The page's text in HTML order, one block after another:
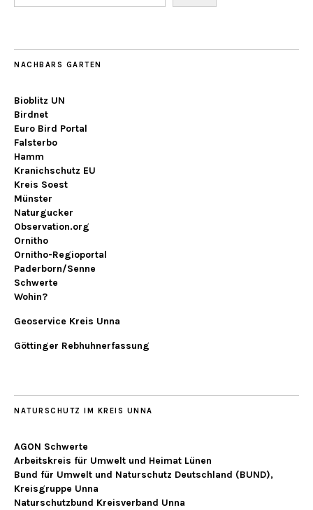
NACHBARS GARTEN
Bioblitz UN
Birdnet
Euro Bird Portal
Falsterbo
Hamm
Kranichschutz EU
Kreis Soest
Münster
Naturgucker
Observation.org
Ornitho
Ornitho-Regioportal
Paderborn/Senne
Schwerte
Wohin?
Geoservice Kreis Unna
Göttinger Rebhuhnerfassung
NATURSCHUTZ IM KREIS UNNA
AGON Schwerte
Arbeitskreis für Umwelt und Heimat Lünen
Bund für Umwelt und Naturschutz Deutschland (BUND),
Kreisgruppe Unna
Naturschutzbund Kreisverband Unna